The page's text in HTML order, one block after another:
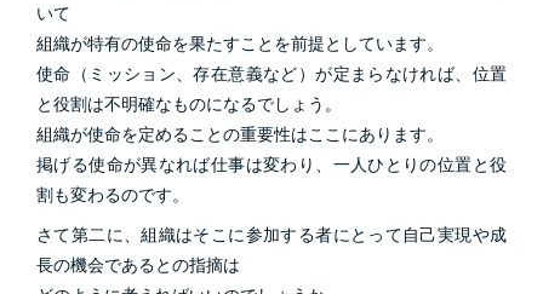
いて
組織が特有の使命を果たすことを前提としています。
使命（ミッション、存在意義など）が定まらなければ、位置
と役割は不明確なものになるでしょう。
組織が使命を定めることの重要性はここにあります。
掲げる使命が異なれば仕事は変わり、一人ひとりの位置と役
割も変わるのです。
さて第二に、組織はそこに参加する者にとって自己実現や成
長の機会であるとの指摘は